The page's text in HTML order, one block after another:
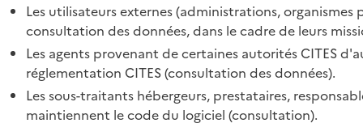
Les utilisateurs externes (administrations,
consultation des données, dans le cadre de leurs
Les agents provenant de certaines autorités CITES
réglementation CITES (consultation des données).
Les sous-traitants hébergeurs, prestataires,
maintiennent le code du logiciel (consultation).